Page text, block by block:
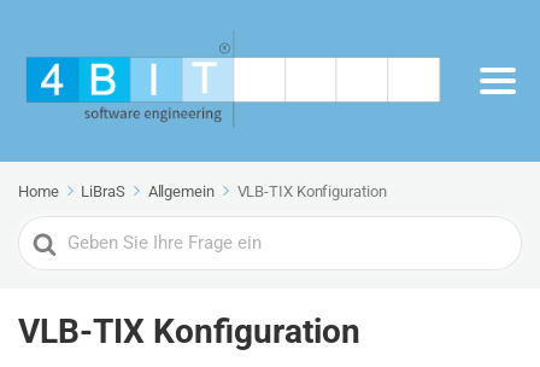
Home LiBraS Allgemein VLB-TIX Konfiguration
Search
For
VLB-TIX Konfiguration